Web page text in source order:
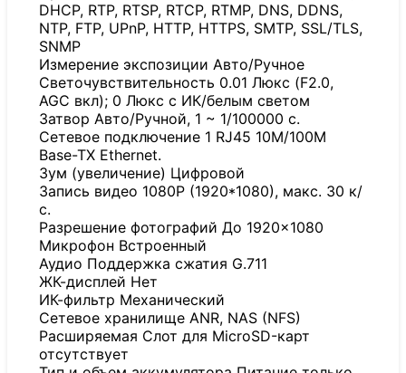
DHCP, RTP, RTSP, RTCP, RTMP, DNS, DDNS,
NTP, FTP, UPnP, HTTP, HTTPS, SMTP, SSL/TLS,
SNMP
Измерение экспозиции Авто/Ручное
Светочувствительность 0.01 Люкс (F2.0,
AGC вкл); 0 Люкс с ИК/белым светом
Затвор Авто/Ручной, 1 ~ 1/100000 с.
Сетевое подключение 1 RJ45 10M/100M
Base-TX Ethernet.
Зум (увеличение) Цифровой
Запись видео 1080P (1920*1080), макс. 30 к/
с.
Разрешение фотографий До 1920×1080
Микрофон Встроенный
Аудио Поддержка сжатия G.711
ЖК-дисплей Нет
ИК-фильтр Механический
Сетевое хранилище ANR, NAS (NFS)
Расширяемая Слот для MicroSD-карт
отсутствует